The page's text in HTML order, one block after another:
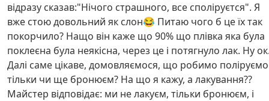
відразу сказав:"Нічого страшного, все споліруєтся". Я
вже стою довольний як слон😂 Питаю чого б це їх так
покорчило? Нащо він каже що 90% що плівка яка була
поклеєна була неякісна, через це і потягнуло лак. Ну
Далі саме цікаве, домовляємося, що робимо
тільки чи ще бронюєм? На що я кажу, а лакування??
Майстер відповідає: ми не лакуєм, тільки бронюєм, і